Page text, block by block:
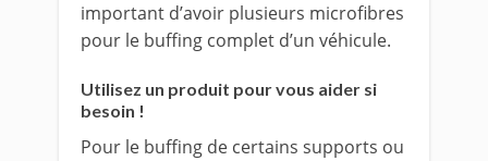
important d’avoir plusieurs microfibres
pour le buffing complet d’un véhicule.
Utilisez un produit pour vous aider si
besoin !
Pour le buffing de certains supports ou